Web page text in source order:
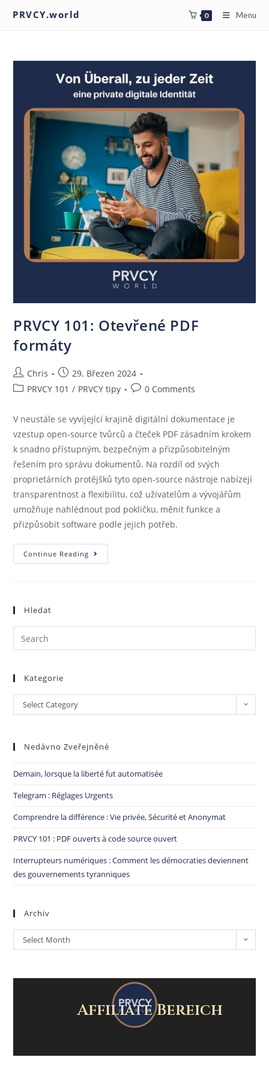
PRVCY.world 0 Menu
PRVCY 101: Otevřené PDF
formáty
Chris
29. Březen 2024
PRVCY 101 / PRVCY tipy 0 Comments
V neustále se vyvíjející krajině digitální dokumentace je
vzestup open-source tvůrců a čteček PDF zásadním krokem
k snadno přístupným, bezpečným a přizpůsobitelným
řešením pro správu dokumentů. Na rozdíl od svých
proprietárních protějšků tyto open-source nástroje nabízejí
transparentnost a flexibilitu, což uživatelům a vývojářům
umožňuje nahlédnout pod pokličku, měnit funkce a
přizpůsobit software podle jejich potřeb.
Continue Reading
Hledat
Kategorie
Select Category
Nedávno Zveřejněné
Demain, lorsque la liberté fut automatisée
Telegram : Réglages Urgents
Comprendre la différence : Vie privée, Sécurité et Anonymat
PRVCY 101 : PDF ouverts à code source ouvert
Interrupteurs numériques : Comment les démocraties deviennent
des gouvernements tyranniques
Archiv
Select Month
Affiliate Bereich